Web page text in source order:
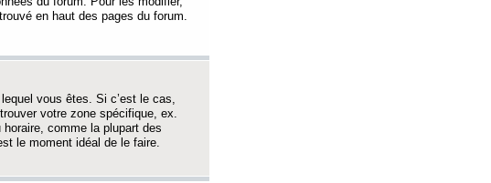
en haut des pages du forum.
vous êtes. Si c’est le cas,
votre zone spécifique, ex.
comme la plupart des
le moment idéal de le faire.